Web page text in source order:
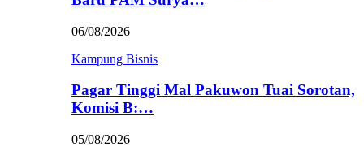
06/08/2026
Kampung Bisnis
Pagar Tinggi Mal Pakuwon Tuai Sorotan,
Komisi B:…
05/08/2026